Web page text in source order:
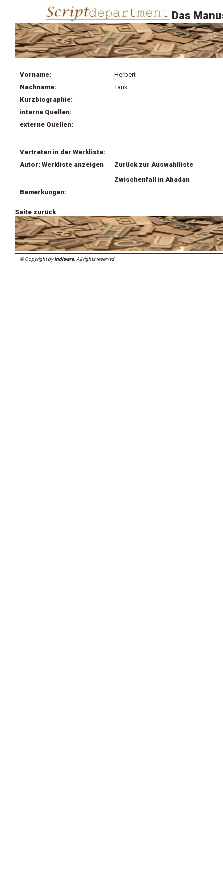
Das
Vorname:
Herbert
Nachname:
Tank
Kurzbiographie:
interne Quellen:
externe Quellen:
Vertreten in der Werkliste:
Autor: Werkliste anzeigen
Zurück zur Auswahlliste
Zwischenfall in Abadan
Bemerkungen:
Seite zurück
© Copyright byIndiware. All rights reserved.